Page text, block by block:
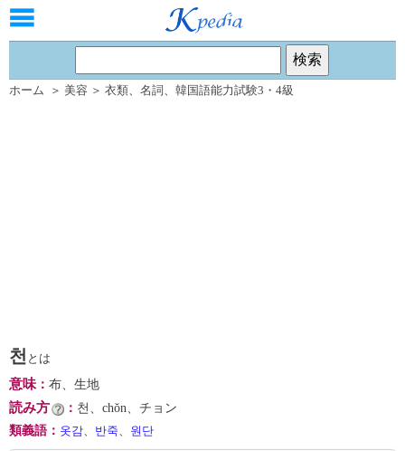
ホーム ＞ 美容 ＞ 衣類、 名詞 、 韓国語能力試験3・4級
천 とは
意味： 布、生地
読み方 ： 천、chŏn、チョン
類義語 ： 옷감、 반죽、 원단